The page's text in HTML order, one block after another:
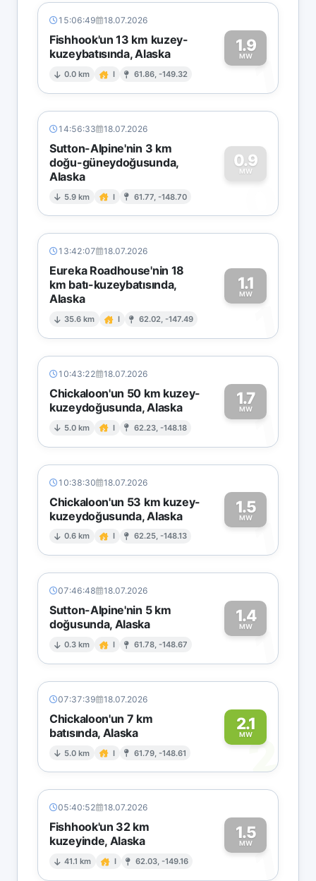
15:06:49 18.07.2026
Fishhook'un 13 km kuzey-
kuzeybatısında, Alaska
0.0 km I 61.86, -149.32
1.9
MW1
14:56:33 18.07.2026
Sutton-Alpine'nin 3 km
doğu-güneydoğusunda,
Alaska
5.9 km I 61.77, -148.70
0.9
MW
0
13:42:07 18.07.2026
Eureka Roadhouse'nin 18
km batı-kuzeybatısında,
Alaska
35.6 km I 62.02, -147.49
1.1
MW
1
10:43:22 18.07.2026
Chickaloon'un 50 km kuzey-
kuzeydoğusunda, Alaska
5.0 km I 62.23, -148.18
1.7
MW1
10:38:30 18.07.2026
Chickaloon'un 53 km kuzey-
kuzeydoğusunda, Alaska
0.6 km I 62.25, -148.13
1.5
MW1
07:46:48 18.07.2026
Sutton-Alpine'nin 5 km
doğusunda, Alaska
0.3 km I 61.78, -148.67
1.4
MW1
07:37:39 18.07.2026
Chickaloon'un 7 km
batısında, Alaska
5.0 km I 61.79, -148.61
2.1
MW2
05:40:52 18.07.2026
Fishhook'un 32 km
kuzeyinde, Alaska
41.1 km I 62.03, -149.16
1.5
MW1